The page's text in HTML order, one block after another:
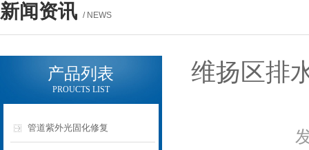
新闻资讯 / NEWS
产品列表
PROUCTS LIST
管道紫外光固化修复
维扬区排